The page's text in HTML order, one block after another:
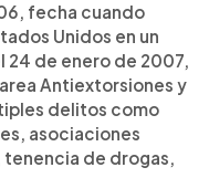
fecha cuando
Unidos en un
de enero de 2007,
Antiextorsiones y
delitos como
asociaciones
de drogas,